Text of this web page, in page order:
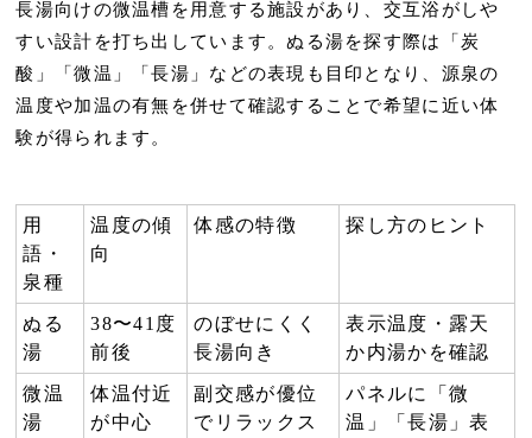
長湯向けの微温槽 を用意する施設があり、交互浴がしや
すい設計を打ち出しています。ぬる湯を探す際は「炭
酸」「微温」「長湯」などの表現も目印となり、 源泉の
温度や加温の有無 を併せて確認することで希望に近い体
験が得られます。
用
語・
泉種
温度の傾
向
体感の特徴 探し方のヒント
ぬる
湯
38〜41度
前後
のぼせにくく
長湯向き
表示温度・露天
か内湯かを確認
微温
湯
体温付近
が中心
副交感が優位
でリラックス
パネルに「微
温」「長湯」表